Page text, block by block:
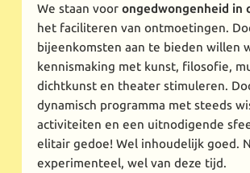
We staan voorongedwongenheid in
het faciliteren van ontmoetingen.
bijeenkomsten aan te bieden willen
kennismaking met kunst, filosofie,
dichtkunst en theater stimuleren.
dynamisch programma met steeds
activiteiten en een uitnodigende
elitair gedoe! Wel inhoudelijk goed.
experimenteel, wel van deze tijd.